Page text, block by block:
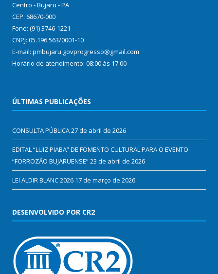
Centro - Bujaru - PA
CEP: 68670-000
Fone: (91) 3746-1221
CNPJ: 05.196.563/0001-10
E-mail: pmbujaru.govprogresso@gmail.com
Horário de atendimento: 08:00 às 17:00
ÚLTIMAS PUBLICAÇÕES
CONSULTA PÚBLICA27 de abril de 2026
EDITAL “LUIZ PIABA” DE FOMENTO CULTURAL PARA O EVENTO
“FORROZÃO BUJARUENSE”23 de abril de 2026
LEI ALDIR BLANC 2026 17 de março de 2026
DESENVOLVIDO POR CR2